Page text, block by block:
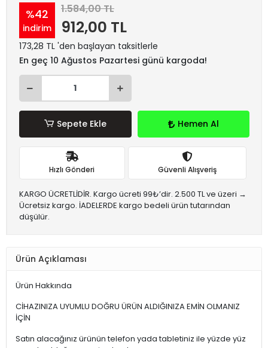
%42
indirim
1.584,00 TL
912,00 TL
173,28 TL 'den başlayan taksitlerle
En geç 10 Ağustos Pazartesi günü kargoda!
Sepete Ekle Hemen Al
Hızlı Gönderi Güvenli Alışveriş
KARGO ÜCRETLİDİR. Kargo ücreti 99₺’dir. 2.500 TL ve üzeri →
Ücretsiz kargo. İADELERDE kargo bedeli ürün tutarından
düşülür.
Ürün Açıklaması
Ürün Hakkında
CİHAZINIZA UYUMLU DOĞRU ÜRÜN ALDIĞINIZA EMİN OLMANIZ
İÇİN
Satın alacağınız ürünün telefon yada tabletiniz ile yüzde yüz